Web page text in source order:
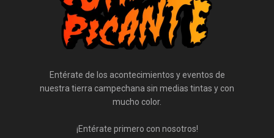
Entérate de los acontecimientos y eventos de
nuestra tierra campechana sin medias tintas y con
mucho color.
¡Entérate primero con nosotros!